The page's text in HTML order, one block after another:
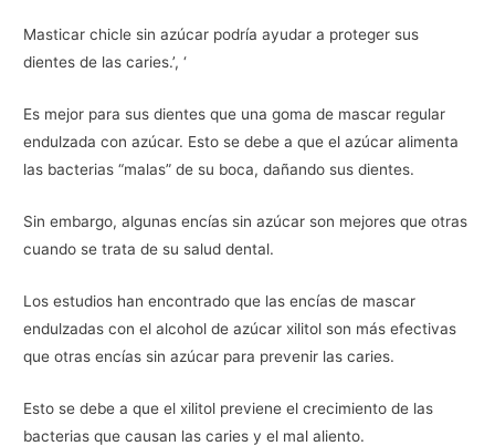
Masticar chicle sin azúcar podría ayudar a proteger sus
dientes de las caries.’, ‘
Es mejor para sus dientes que una goma de mascar regular
endulzada con azúcar. Esto se debe a que el azúcar alimenta
las bacterias “malas” de su boca, dañando sus dientes.
Sin embargo, algunas encías sin azúcar son mejores que otras
cuando se trata de su salud dental.
Los estudios han encontrado que las encías de mascar
endulzadas con el alcohol de azúcar xilitol son más efectivas
que otras encías sin azúcar para prevenir las caries.
Esto se debe a que el xilitol previene el crecimiento de las
bacterias que causan las caries y el mal aliento.